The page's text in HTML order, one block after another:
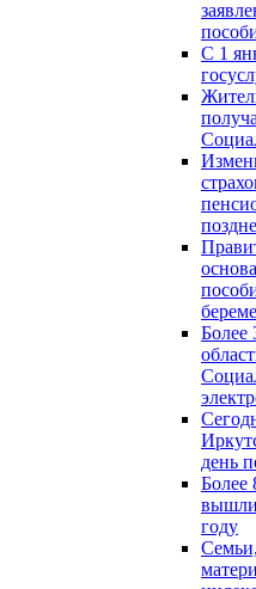
С 1
Более
день
Более
вышли
году